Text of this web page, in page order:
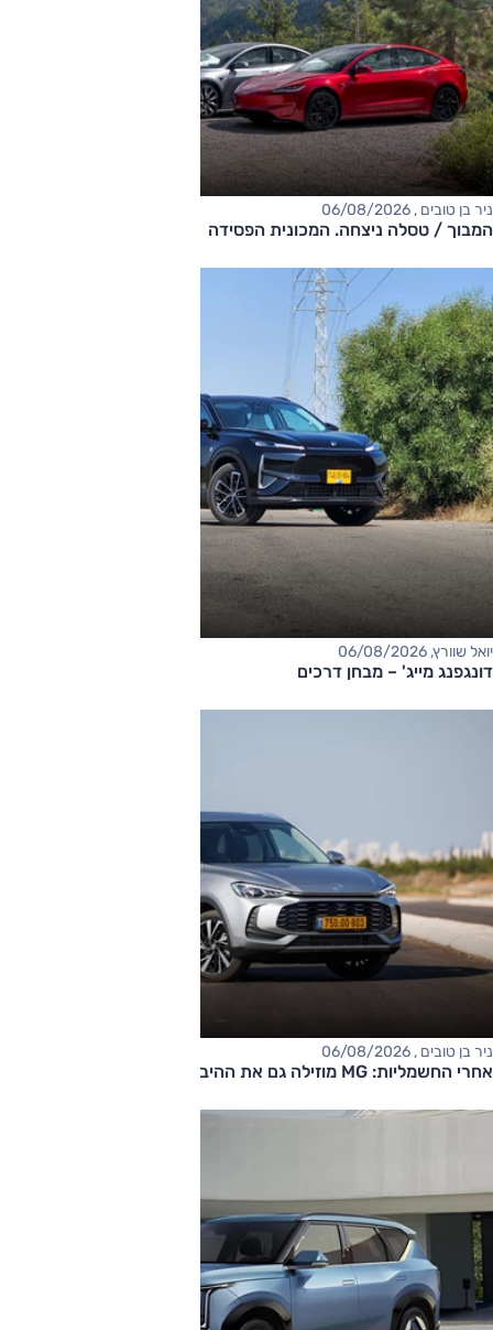
ניר בן טובים , 06/08/2026
המבוך / טסלה ניצחה. המכונית הפסידה
יואל שוורץ, 06/08/2026
דונגפנג מייג' – מבחן דרכים
ניר בן טובים , 06/08/2026
אחרי החשמליות: MG מוזילה גם את ההיברידיות